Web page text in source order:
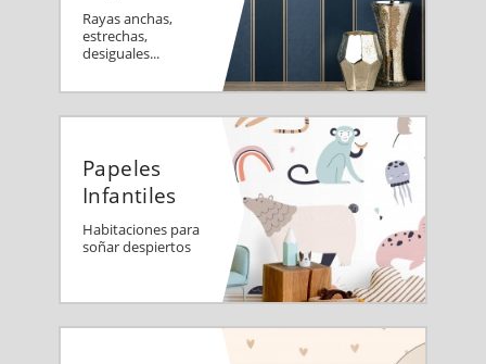
Rayas anchas,
estrechas,
desiguales...
Papeles
Infantiles
Habitaciones para
soñar despiertos